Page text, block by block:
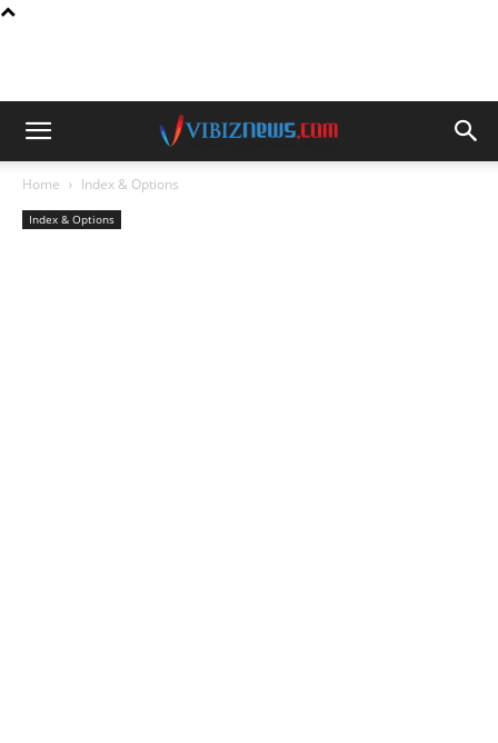
Home Index & Options
Index & Options